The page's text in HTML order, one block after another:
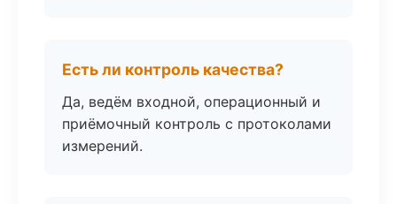
Есть ли контроль качества?
Да, ведём входной, операционный и
приёмочный контроль с протоколами
измерений.